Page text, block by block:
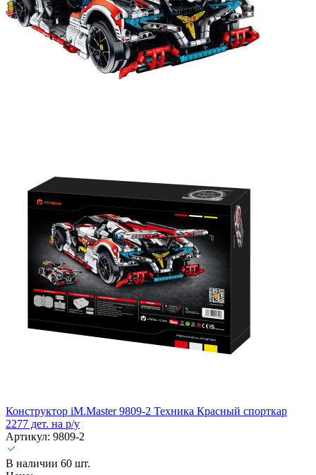
Конструктор iM.Master 9809-2 Техника Красный спорткар
2277 дет. на р/у
Артикул: 9809-2
В наличии 60 шт.